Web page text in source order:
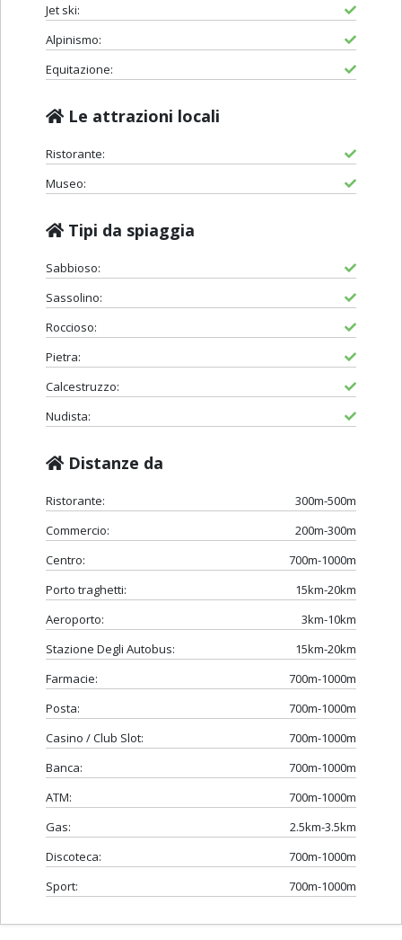
Jet ski:
Alpinismo:
Equitazione:
Le attrazioni locali
Ristorante:
Museo:
Tipi da spiaggia
Sabbioso:
Sassolino:
Roccioso:
Pietra:
Calcestruzzo:
Nudista:
Distanze da
Ristorante:
300m-500m
Commercio:
200m-300m
Centro:
700m-1000m
Porto traghetti:
15km-20km
Aeroporto:
3km-10km
Stazione Degli Autobus:
15km-20km
Farmacie:
700m-1000m
Posta:
700m-1000m
Casino / Club Slot:
700m-1000m
Banca:
700m-1000m
ATM:
700m-1000m
Gas:
2.5km-3.5km
Discoteca:
700m-1000m
Sport:
700m-1000m